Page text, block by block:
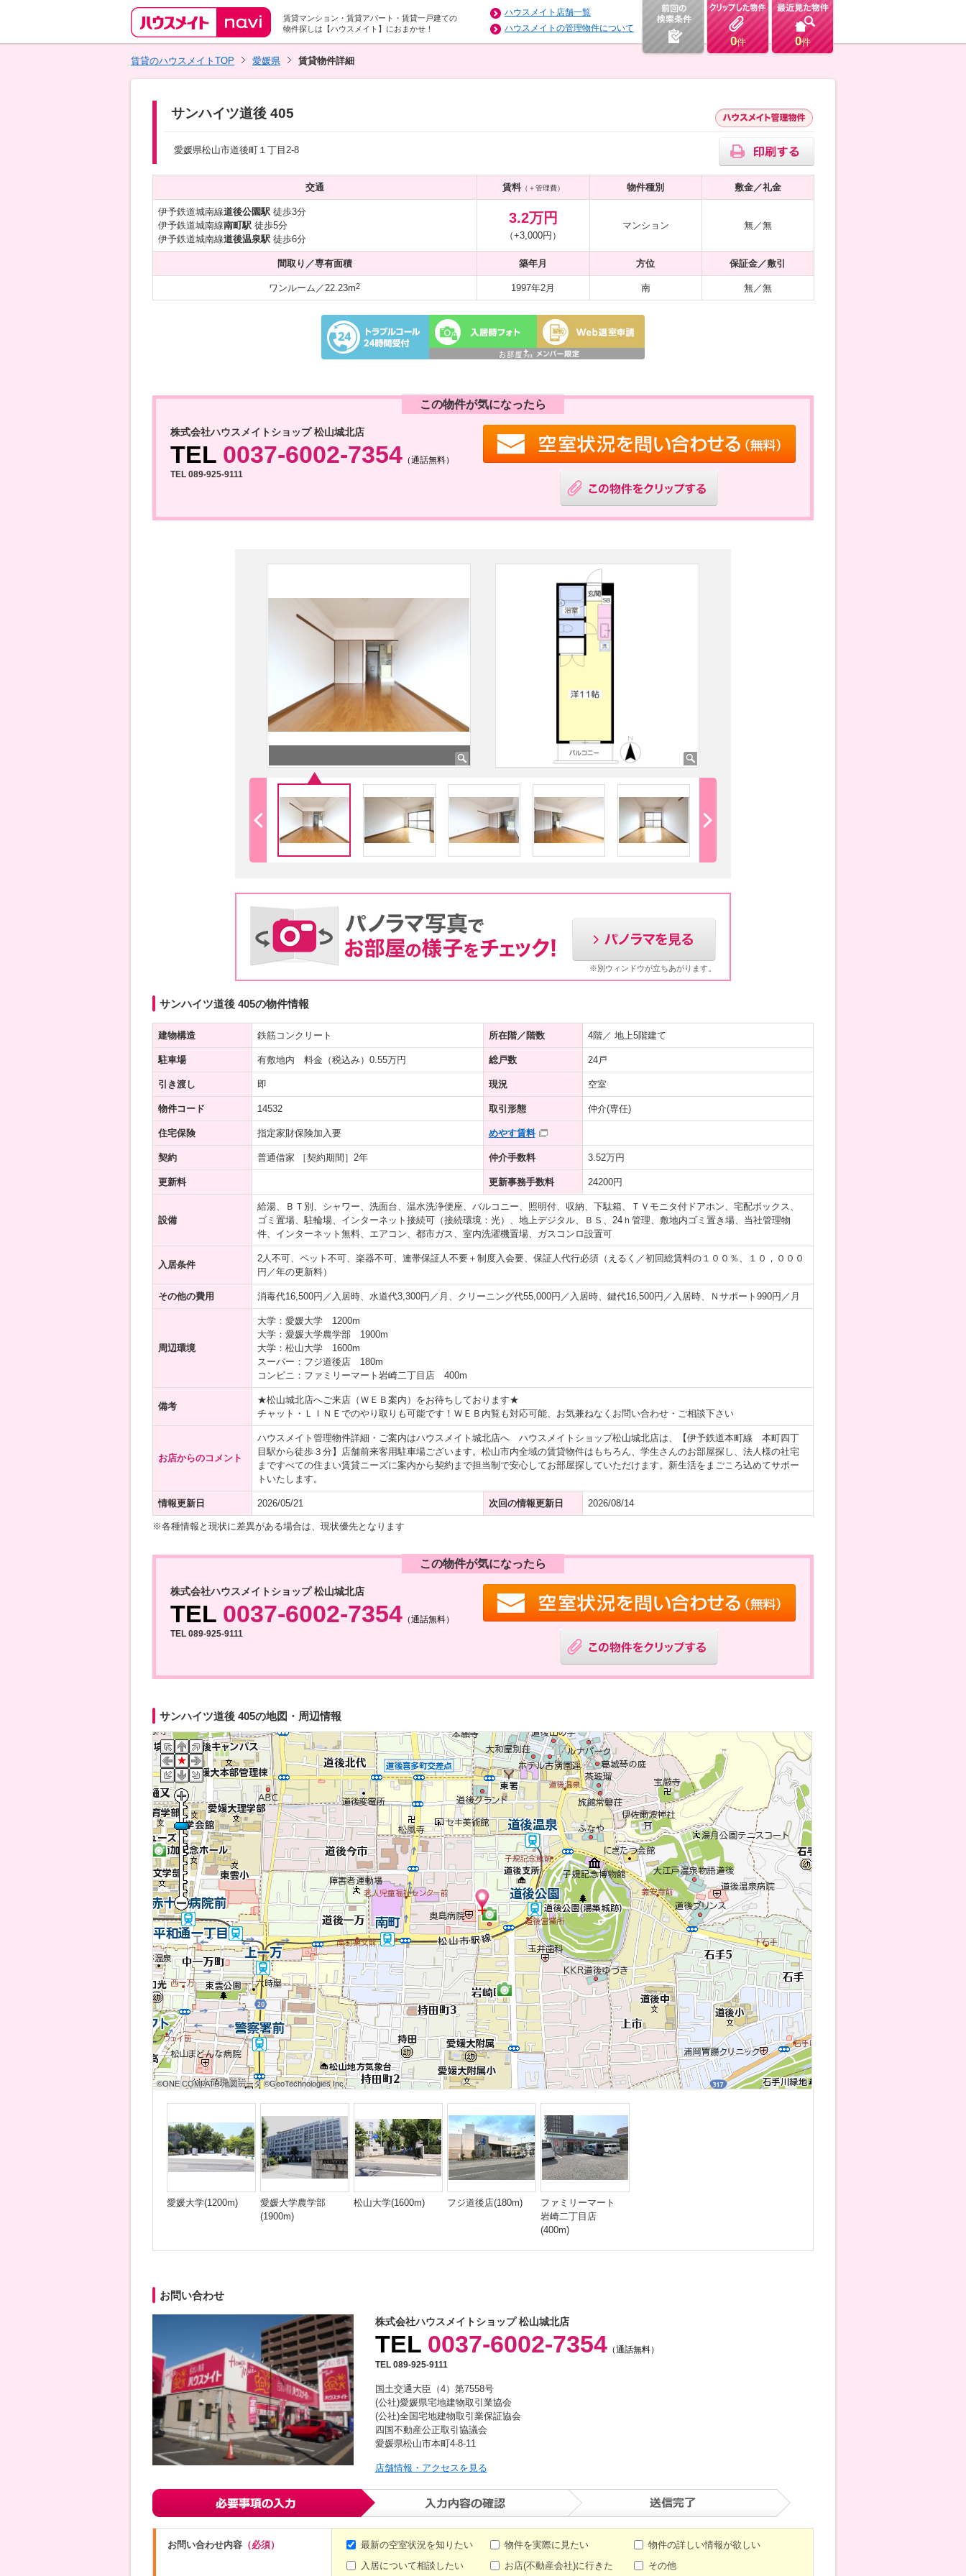
賃貸マンション・賃貸アパート・賃貸一戸建ての
物件探しは【ハウスメイト】におまかせ！
ハウスメイト店舗一覧
ハウスメイトの管理物件について
0件 0件
賃貸のハウスメイトTOP
愛媛県 賃貸物件詳細
サンハイツ道後 405
愛媛県松山市道後町１丁目2-8
交通 賃料（＋管理費） 物件種別 敷金／礼金
伊予鉄道城南線道後公園駅徒歩3分
伊予鉄道城南線南町駅徒歩5分
伊予鉄道城南線道後温泉駅徒歩6分
3.2万円
（+3,000円）
マンション 無／無
間取り／専有面積 築年月 方位 保証金／敷引
ワンルーム／22.23m2 1997年2月 南 無／無
この物件が気になったら
株式会社ハウスメイトショップ 松山城北店
TEL 0037-6002-7354（通話無料）
TEL 089-925-9111
※別ウィンドウが立ちあがります。
サンハイツ道後 405の物件情報
建物構造 鉄筋コンクリート 所在階／階数 4階／ 地上5階建て
駐車場 有敷地内 料金（税込み）0.55万円 総戸数 24戸
引き渡し 即 現況 空室
物件コード 14532 取引形態 仲介(専任)
住宅保険 指定家財保険加入要 めやす賃料
契約 普通借家 ［契約期間］2年 仲介手数料 3.52万円
更新料 更新事務手数料 24200円
設備
給湯、ＢＴ別、シャワー、洗面台、温水洗浄便座、バルコニー、照明付、収納、下駄箱、ＴＶモニタ付ドアホン、宅配ボックス、
ゴミ置場、駐輪場、インターネット接続可（接続環境：光）、地上デジタル、ＢＳ、24ｈ管理、敷地内ゴミ置き場、当社管理物
件、インターネット無料、エアコン、都市ガス、室内洗濯機置場、ガスコンロ設置可
入居条件
2人不可、ペット不可、楽器不可、連帯保証人不要＋制度入会要、保証人代行必須（えるく／初回総賃料の１００％、１０，０００
円／年の更新料）
その他の費用 消毒代16,500円／入居時、水道代3,300円／月、クリーニング代55,000円／入居時、鍵代16,500円／入居時、Ｎサポート990円／月
周辺環境
大学：愛媛大学 1200m
大学：愛媛大学農学部 1900m
大学：松山大学 1600m
スーパー：フジ道後店 180m
コンビニ：ファミリーマート岩崎二丁目店 400m
備考
★松山城北店へご来店（ＷＥＢ案内）をお待ちしております★
チャット・ＬＩＮＥでのやり取りも可能です！ＷＥＢ内覧も対応可能、お気兼ねなくお問い合わせ・ご相談下さい
お店からのコメント
ハウスメイト管理物件詳細・ご案内はハウスメイト城北店へ ハウスメイトショップ松山城北店は、【伊予鉄道本町線 本町四丁
目駅から徒歩３分】店舗前来客用駐車場ございます。松山市内全域の賃貸物件はもちろん、学生さんのお部屋探し、法人様の社宅
まですべての住まい賃貸ニーズに案内から契約まで担当制で安心してお部屋探していただけます。新生活をまごころ込めてサポー
トいたします。
情報更新日 2026/05/21 次回の情報更新日 2026/08/14
※各種情報と現状に差異がある場合は、現状優先となります
この物件が気になったら
株式会社ハウスメイトショップ 松山城北店
TEL 0037-6002-7354（通話無料）
TEL 089-925-9111
サンハイツ道後 405の地図・周辺情報
©ONE COMPATH 地図データ ©GeoTechnologies Inc.
©ONE COMPATH 地図データ ©GeoTechnologies Inc.
©ONE COMPATH 地図データ ©GeoTechnologies Inc.
©ONE COMPATH 地図データ ©GeoTechnologies Inc.
©ONE COMPATH 地図データ ©GeoTechnologies Inc.
©ONE COMPATH 地図データ ©GeoTechnologies Inc.
©ONE COMPATH 地図データ ©GeoTechnologies Inc.
©ONE COMPATH 地図データ ©GeoTechnologies Inc.
©ONE COMPATH 地図データ ©GeoTechnologies Inc.
愛媛大学(1200m)
愛媛大学農学部
(1900m)
松山大学(1600m) フジ道後店(180m)
ファミリーマート
岩崎二丁目店
(400m)
お問い合わせ
株式会社ハウスメイトショップ 松山城北店
TEL 0037-6002-7354（通話無料）
TEL 089-925-9111
国土交通大臣（4）第7558号
(公社)愛媛県宅地建物取引業協会
(公社)全国宅地建物取引業保証協会
四国不動産公正取引協議会
愛媛県松山市本町4-8-11
店舗情報・アクセスを見る
お問い合わせ内容（必須） 最新の空室状況を知りたい 物件を実際に見たい
物件の詳しい情報が欲しい
入居について相談したい
お店(不動産会社)に行きた
その他